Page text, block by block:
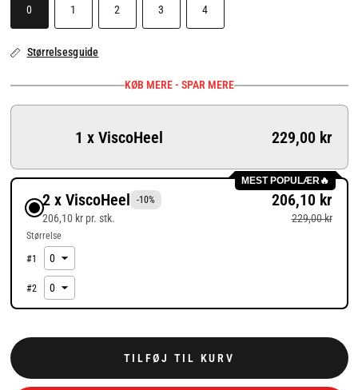
0 1 2 3 4
Størrelsesguide
KØB MERE - SPAR MERE
1 x ViscoHeel 229,00 kr
MEST POPULÆR🔥
2 x ViscoHeel -10%
206,10 kr pr. stk.
206,10 kr
229,00 kr
Størrelse
#1
#2
TILFØJ TIL KURV